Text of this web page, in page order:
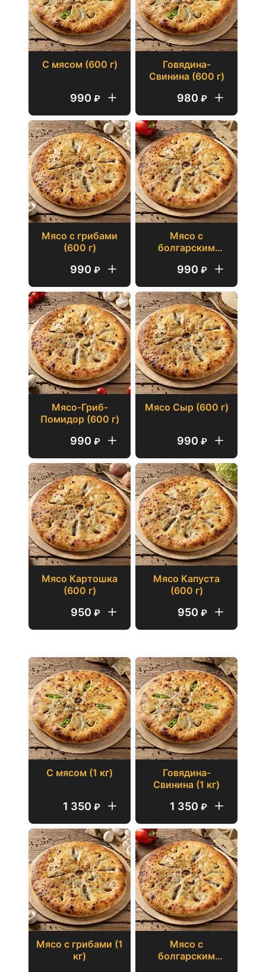
С мясом (600 г)
990 ₽
Говядина-
Свинина (600 г)
980 ₽
Мясо с грибами
(600 г)
990 ₽
Мясо с
болгарским
990 ₽
Мясо-Гриб-
Помидор (600 г)
990 ₽
Мясо Сыр (600 г)
990 ₽
Мясо Картошка
(600 г)
950 ₽
Мясо Капуста
(600 г)
950 ₽
С мясом (1 кг)
1 350 ₽
Говядина-
Свинина (1 кг)
1 350 ₽
Мясо с грибами (1
кг)
Мясо с
болгарским